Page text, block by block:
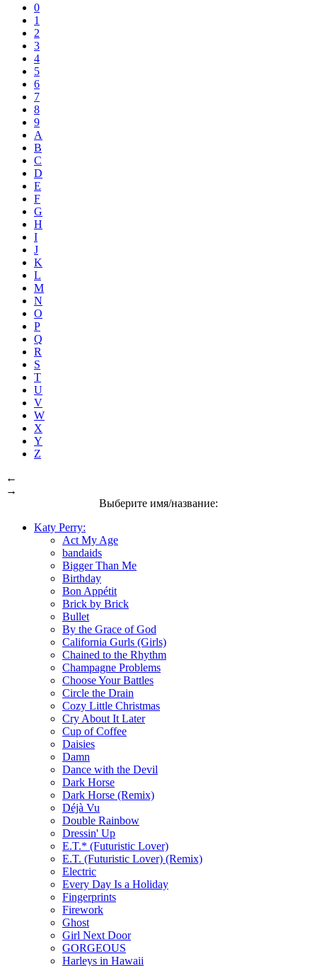
0
1
2
3
4
5
6
7
8
9
A
B
C
D
E
F
G
H
I
J
K
L
M
N
O
P
Q
R
S
T
U
V
W
X
Y
Z
←
→
Выберите имя/название:
Katy Perry:
Act My Age
bandaids
Bigger Than Me
Birthday
Bon Appétit
Brick by Brick
Bullet
By the Grace of God
California Gurls (Girls)
Chained to the Rhythm
Champagne Problems
Choose Your Battles
Circle the Drain
Cozy Little Christmas
Cry About It Later
Cup of Coffee
Daisies
Damn
Dance with the Devil
Dark Horse
Dark Horse (Remix)
Déjà Vu
Double Rainbow
Dressin' Up
E.T.* (Futuristic Lover)
E.T. (Futuristic Lover) (Remix)
Electric
Every Day Is a Holiday
Fingerprints
Firework
Ghost
Girl Next Door
GORGEOUS
Harleys in Hawaii